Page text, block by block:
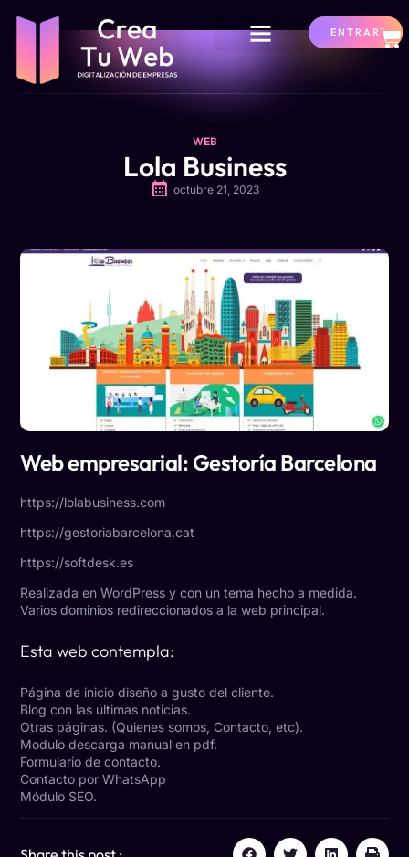
ENTRAR
WEB
Lola Business
octubre 21, 2023
Web empresarial: Gestoría Barcelona
https://lolabusiness.com
https://gestoriabarcelona.cat
https://softdesk.es
Realizada en WordPress y con un tema hecho a medida.
Varios dominios redireccionados a la web principal.
Esta web contempla:
Página de inicio diseño a gusto del cliente.
Blog con las últimas noticias.
Otras páginas. (Quienes somos, Contacto, etc).
Modulo descarga manual en pdf.
Formulario de contacto.
Contacto por WhatsApp
Módulo SEO.